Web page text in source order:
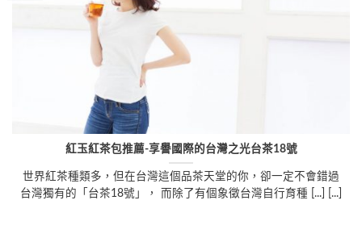
紅玉紅茶包推薦-享譽國際的台灣之光台茶18號
世界紅茶種類多，但在台灣這個品茶天堂的你，卻一定不會錯過
台灣獨有的「台茶18號」， 而除了有個象徵台灣自行育種 [...] [...]